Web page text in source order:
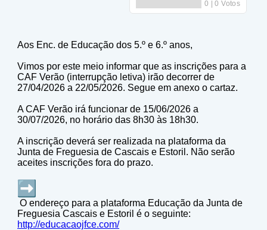
Aos Enc. de Educação dos 5.º e 6.º anos,
Vimos por este meio informar que as inscrições para a
CAF Verão (interrupção letiva) irão decorrer de
27/04/2026 a 22/05/2026. Segue em anexo o cartaz.
A CAF Verão irá funcionar de 15/06/2026 a
30/07/2026, no horário das 8h30 às 18h30.
A inscrição deverá ser realizada na plataforma da
Junta de Freguesia de Cascais e Estoril. Não serão
aceites inscrições fora do prazo.
O endereço para a plataforma Educação da Junta de
Freguesia Cascais e Estoril é o seguinte:
http://educacaojfce.com/